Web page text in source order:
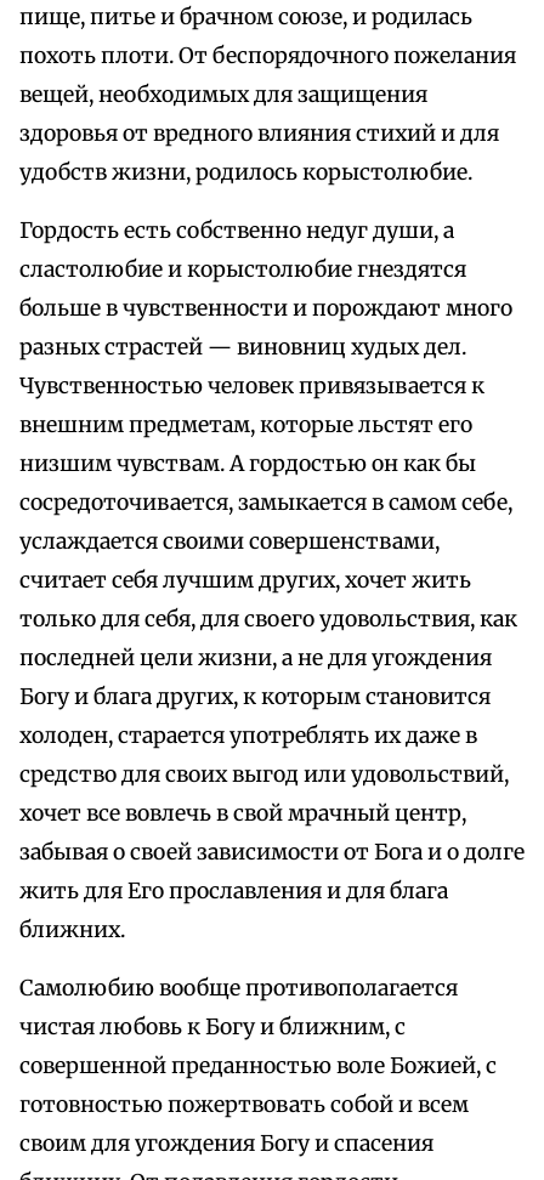
пище, питье и брачном союзе, и родилась
похоть плоти. От беспорядочного пожелания
вещей, необходимых для защищения
здоровья от вредного влияния стихий и для
удобств жизни, родилось корыстолюбие.
Гордость есть собственно недуг души, а
сластолюбие и корыстолюбие гнездятся
больше в чувственности и порождают много
разных страстей — виновниц худых дел.
Чувственностью человек привязывается к
внешним предметам, которые льстят его
низшим чувствам. А гордостью он как бы
сосредоточивается, замыкается в самом себе,
услаждается своими совершенствами,
считает себя лучшим других, хочет жить
только для себя, для своего удовольствия, как
последней цели жизни, а не для угождения
Богу и блага других, к которым становится
холоден, старается употреблять их даже в
средство для своих выгод или удовольствий,
хочет все вовлечь в свой мрачный центр,
забывая о своей зависимости от Бога и о долге
жить для Его прославления и для блага
ближних.
Самолюбию вообще противополагается
чистая любовь к Богу и ближним, с
совершенной преданностью воле Божией, с
готовностью пожертвовать собой и всем
своим для угождения Богу и спасения